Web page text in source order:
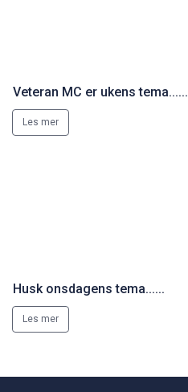
Veteran MC er ukens tema......
Les mer
Husk onsdagens tema......
Les mer